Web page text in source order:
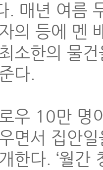
. 매년 여름
의 등에 멘
소한의 물
다.
우 10만 명
면서 집안
한다. ‘월간